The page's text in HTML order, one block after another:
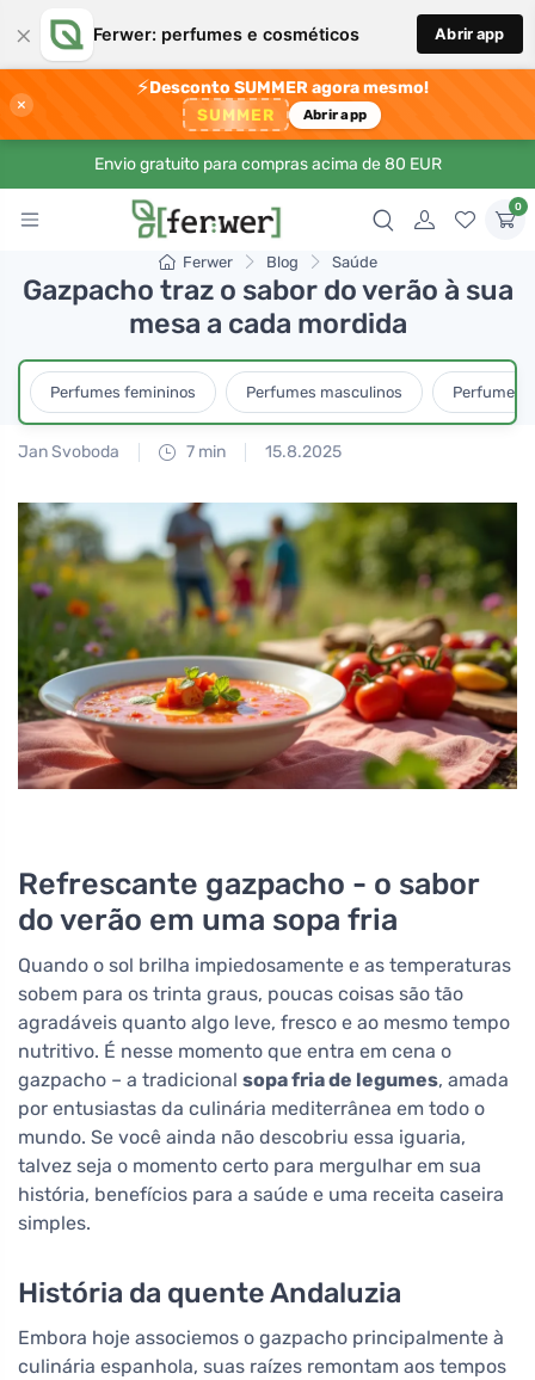
× Ferwer: perfumes e cosméticos Abrir app
×
⚡Desconto SUMMER agora mesmo!
SUMMER Abrir app
Envio gratuito para compras acima de 80 EUR
0
Ferwer Blog Saúde
Gazpacho traz o sabor do verão à sua
mesa a cada mordida
Perfumes femininos Perfumes masculinos Perfumes
Jan Svoboda 7 min 15.8.2025
Refrescante gazpacho - o sabor
do verão em uma sopa fria
Quando o sol brilha impiedosamente e as temperaturas
sobem para os trinta graus, poucas coisas são tão
agradáveis quanto algo leve, fresco e ao mesmo tempo
nutritivo. É nesse momento que entra em cena o
gazpacho – a tradicional sopa fria de legumes, amada
por entusiastas da culinária mediterrânea em todo o
mundo. Se você ainda não descobriu essa iguaria,
talvez seja o momento certo para mergulhar em sua
história, benefícios para a saúde e uma receita caseira
simples.
História da quente Andaluzia
Embora hoje associemos o gazpacho principalmente à
culinária espanhola, suas raízes remontam aos tempos